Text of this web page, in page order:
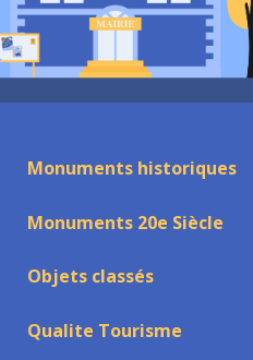
Monuments historiques
Monuments 20e Siècle
Objets classés
Qualite Tourisme